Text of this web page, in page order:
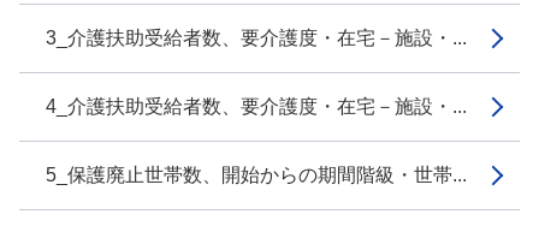
3_介護扶助受給者数、要介護度・在宅－施設・...
4_介護扶助受給者数、要介護度・在宅－施設・...
5_保護廃止世帯数、開始からの期間階級・世帯...